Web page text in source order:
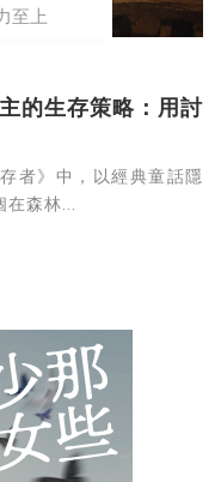
至上
的生存策略：用討
者》中，以經典童話隱
在森林...